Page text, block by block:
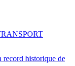
record historique de